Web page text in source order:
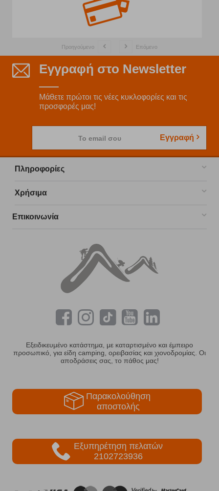
Προηγούμενο Επόμενο
Εγγραφή στο Newsletter
Μάθετε πρώτοι τις νέες κυκλοφορίες και τις
προσφορές μας!
Το email σου Εγγραφή
Πληροφορίες
Χρήσιμα
Επικοινωνία
Εξειδικευμένο κατάστημα, με καταρτισμένο και έμπειρο
προσωπικό, για είδη camping, ορειβασίας και χιονοδρομίας. Οι
αποδράσεις σας, το πάθος μας!
Παρακολούθηση
αποστολής
Εξυπηρέτηση πελατών
2102723936